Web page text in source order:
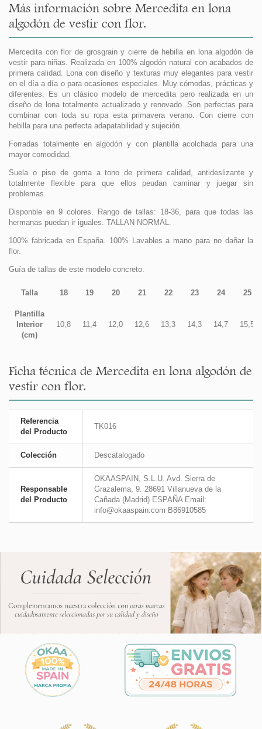
Más información sobre Mercedita en lona
algodón de vestir con flor.
Mercedita con flor de grosgrain y cierre de hebilla en lona algodón de
vestir para niñas. Realizada en 100% algodón natural con acabados de
primera calidad. Lona con diseño y texturas muy elegantes para vestir
en el día a día o para ocasiones especiales. Muy cómodas, prácticas y
diferentes. Es un clásico modelo de mercedita pero realizada en un
diseño de lona totalmente actualizado y renovado. Son perfectas para
combinar con toda su ropa esta primavera verano. Con cierre con
hebilla para una perfecta adapatabilidad y sujeción.
Forradas totalmente en algodón y con plantilla acolchada para una
mayor comodidad.
Suela o piso de goma a tono de primera calidad, antideslizante y
totalmente flexible para que ellos peudan caminar y juegar sin
problemas.
Disponble en 9 colores. Rango de tallas: 18-36, para que todas las
hermanas puedan ir iguales. TALLAN NORMAL.
100% fabricada en España. 100% Lavables a mano para no dañar la
flor.
Guía de tallas de este modelo concreto:
Talla 18 19 20 21 22 23 24 25
Plantilla
Interior
(cm)
10,8 11,4 12,0 12,6 13,3 14,3 14,7 15,5
Ficha técnica de Mercedita en lona algodón de
vestir con flor.
Referencia
del Producto
TK016
Colección Descatalogado
Responsable
del Producto
OKAASPAIN, S.L.U. Avd. Sierra de
Grazalema, 9. 28691 Villanueva de la
Cañada (Madrid) ESPAÑA Email:
info@okaaspain.com B86910585